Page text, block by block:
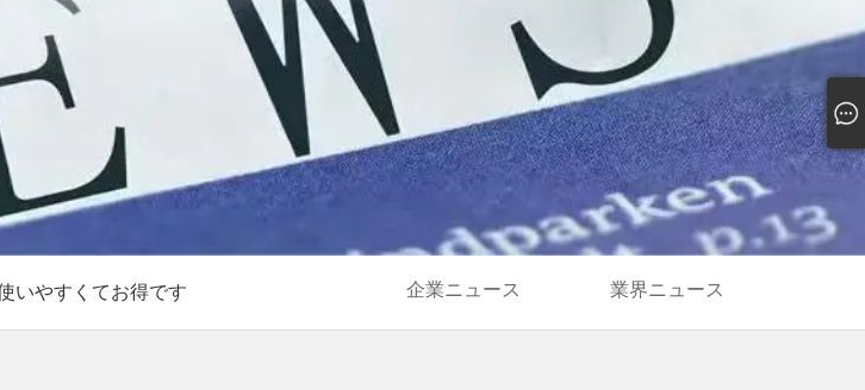
いやすくてお得です 企業ニュース 業界ニュース